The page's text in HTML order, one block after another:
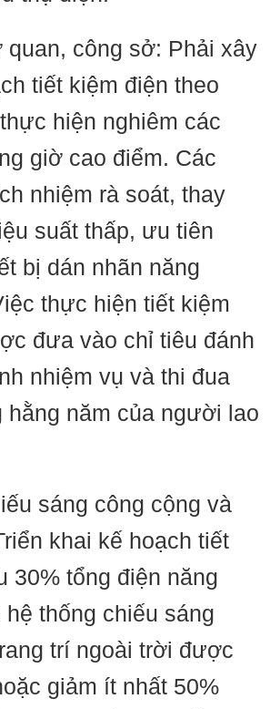
công sở: Phải xây
tiết kiệm điện theo
hiện nghiêm các
giờ cao điểm. Các
nhiệm rà soát, thay
suất thấp, ưu tiên
bị dán nhãn năng
thực hiện tiết kiệm
đưa vào chỉ tiêu đánh
nhiệm vụ và thi đua
hằng năm của người lao
sáng công cộng và
khai kế hoạch tiết
30% tổng điện năng
thống chiếu sáng
trí ngoài trời được
giảm ít nhất 50%